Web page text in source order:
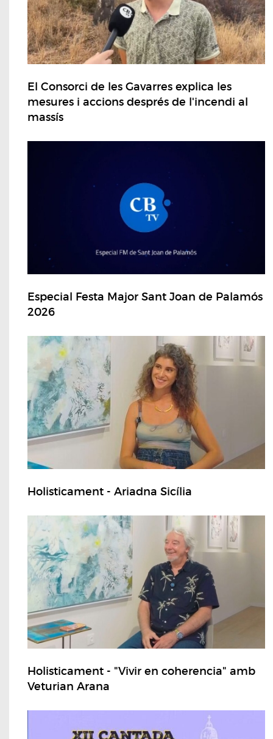
El Consorci de les Gavarres explica les
mesures i accions després de l'incendi al
massís
Especial Festa Major Sant Joan de Palamós
2026
Holisticament - Ariadna Sicília
Holisticament - "Vivir en coherencia" amb
Veturian Arana